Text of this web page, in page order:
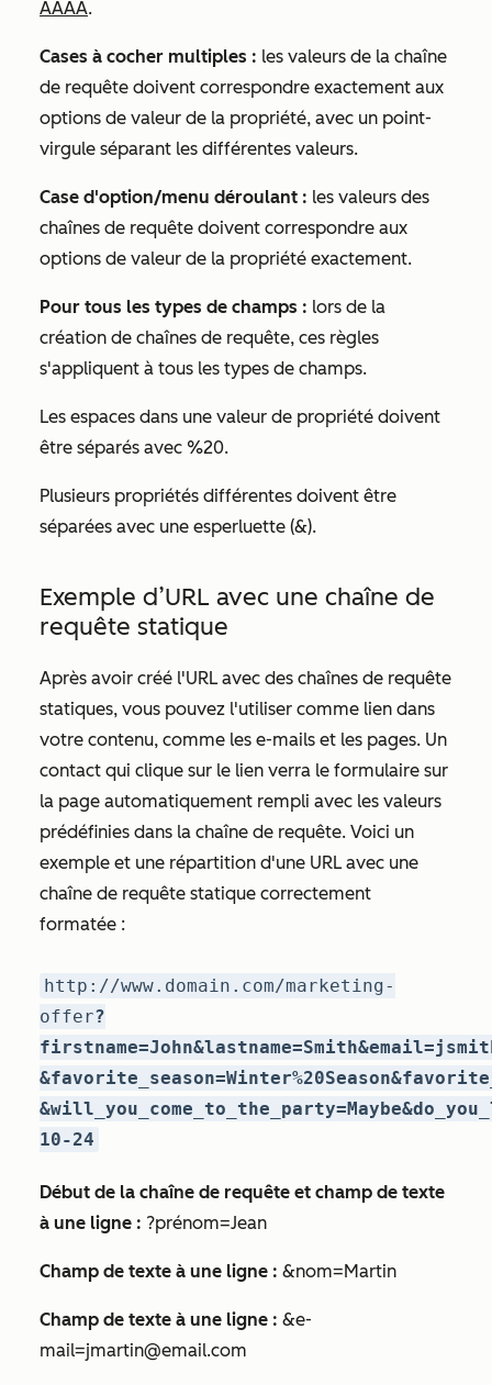
AAAA.
Cases à cocher multiples : les valeurs de la chaîne
de requête doivent correspondre exactement aux
options de valeur de la propriété, avec un point-
virgule séparant les différentes valeurs.
Case d'option/menu déroulant : les valeurs des
chaînes de requête doivent correspondre aux
options de valeur de la propriété exactement.
Pour tous les types de champs : lors de la
création de chaînes de requête, ces règles
s'appliquent à tous les types de champs.
Les espaces dans une valeur de propriété doivent
être séparés avec %20.
Plusieurs propriétés différentes doivent être
séparées avec une esperluette (&).
Exemple d’URL avec une chaîne de
requête statique
Après avoir créé l'URL avec des chaînes de requête
statiques, vous pouvez l'utiliser comme lien dans
votre contenu, comme les e-mails et les pages. Un
contact qui clique sur le lien verra le formulaire sur
la page automatiquement rempli avec les valeurs
prédéfinies dans la chaîne de requête. Voici un
exemple et une répartition d'une URL avec une
chaîne de requête statique correctement
formatée :
http://www.domain.com/marketing-
offer?
10-24
Début de la chaîne de requête et champ de texte
à une ligne : ?prénom=Jean
Champ de texte à une ligne : &nom=Martin
Champ de texte à une ligne : &e-
mail=jmartin@email.com